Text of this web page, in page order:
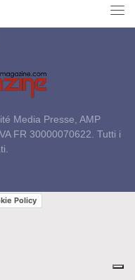
Media Presse, AMP
FR 30000070622. Tutti i
Policy